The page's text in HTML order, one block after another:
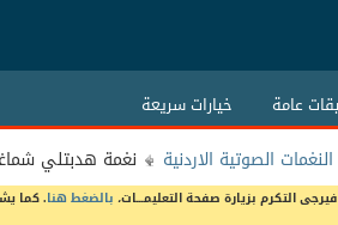
عامة خيارات سريعة
النغمات الصوتية الاردنية نغمة هدبتلي
التكرم بزيارة صفحة التعليمـــات، بالضغط هنا. كما